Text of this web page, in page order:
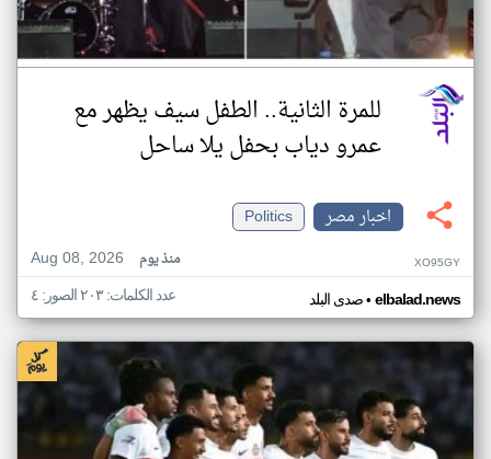
للمرة الثانية.. الطفل سيف يظهر مع
عمرو دياب بحفل يلا ساحل
اخبار مصر
Politics
Aug 08, 2026
منذ يوم XO95GY
صدى البلد• elbalad.news عدد الكلمات: ٢٠٣ الصور: ٤